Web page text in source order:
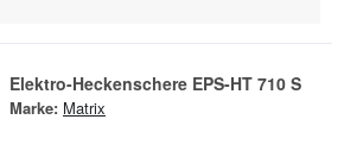
Elektro-Heckenschere EPS-HT 710 S
Marke: Matrix